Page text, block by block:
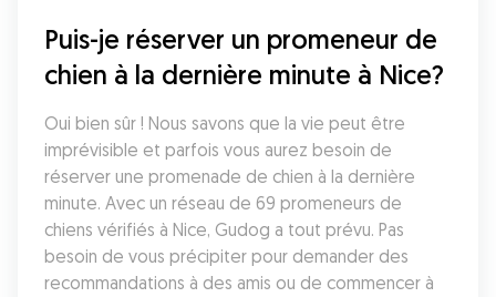
Puis-je réserver un promeneur de
chien à la dernière minute à Nice?
Oui bien sûr ! Nous savons que la vie peut être
imprévisible et parfois vous aurez besoin de
réserver une promenade de chien à la dernière
minute. Avec un réseau de 69 promeneurs de
chiens vérifiés à Nice, Gudog a tout prévu. Pas
besoin de vous précipiter pour demander des
recommandations à des amis ou de commencer à